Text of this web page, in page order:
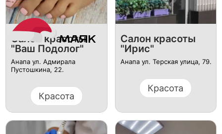
Салон красоты
"Ваш Подолог"
Анапа ул. Адмирала
Пустошкина, 22.
Красота
Салон красоты
"Ирис"
Анапа ул. Терская улица, 79.
Красота